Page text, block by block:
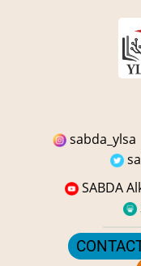
sabda_ylsa
SABDA